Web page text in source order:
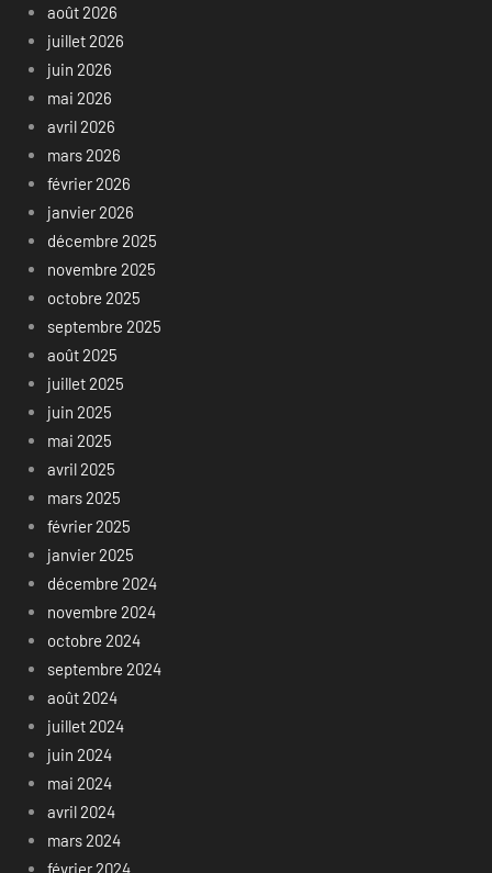
août 2026
juillet 2026
juin 2026
mai 2026
avril 2026
mars 2026
février 2026
janvier 2026
décembre 2025
novembre 2025
octobre 2025
septembre 2025
août 2025
juillet 2025
juin 2025
mai 2025
avril 2025
mars 2025
février 2025
janvier 2025
décembre 2024
novembre 2024
octobre 2024
septembre 2024
août 2024
juillet 2024
juin 2024
mai 2024
avril 2024
mars 2024
février 2024